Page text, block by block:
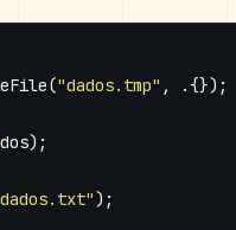
("dados.tmp" ,
.{});
);
);